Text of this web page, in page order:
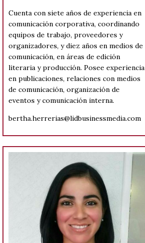
Cuenta con siete años de experiencia en
comunicación corporativa, coordinando
equipos de trabajo, proveedores y
organizadores, y diez años en medios de
comunicación, en áreas de edición
literaria y producción. Posee experiencia
en publicaciones, relaciones con medios
de comunicación, organización de
eventos y comunicación interna.
bertha.herrerias@lidbusinessmedia.com